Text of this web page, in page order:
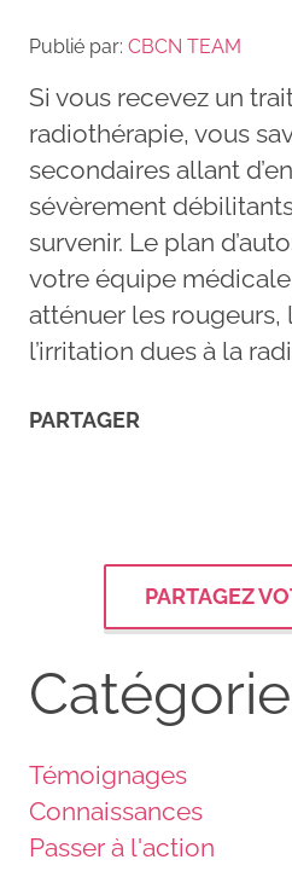
Publié par: CBCN TEAM
Si vous recevez un
radiothérapie, vous
secondaires allant
sévèrement
survenir. Le plan
votre équipe
atténuer les rougeurs,
l’irritation dues à la
PARTAGER
PARTAGEZ
Témoignages
Connaissances
Passer à l'action